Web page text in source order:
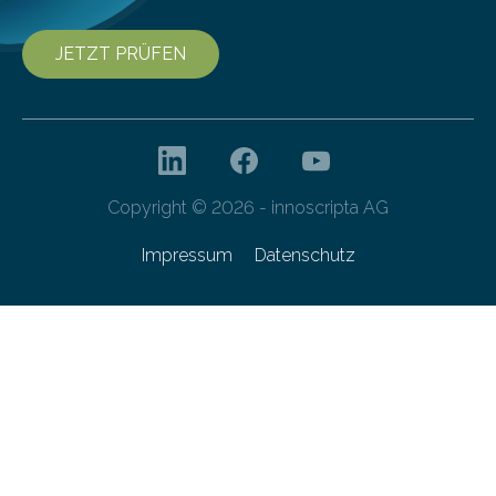
JETZT PRÜFEN
Copyright © 2026 - innoscripta AG
Impressum Datenschutz